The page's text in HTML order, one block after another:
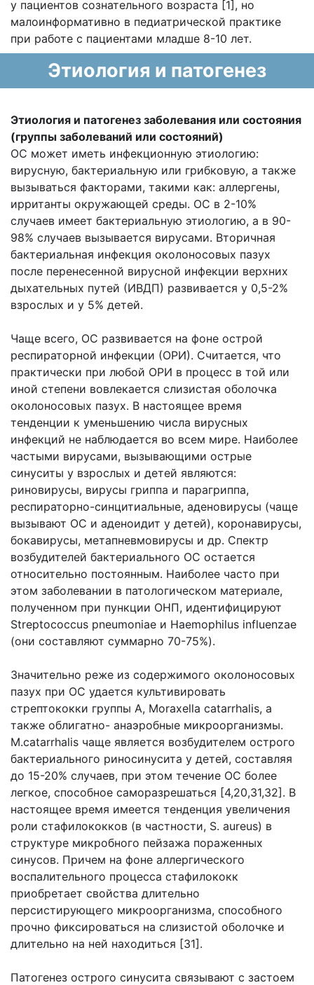
у пациентов сознательного возраста [1], но
малоинформативно в педиатрической практике
при работе с пациентами младше 8-10 лет.
Этиология и патогенез
Этиология и патогенез заболевания или состояния
(группы заболеваний или состояний)
ОС может иметь инфекционную этиологию:
вирусную, бактериальную или грибковую, а также
вызываться факторами, такими как: аллергены,
ирританты окружающей среды. ОС в 2-10%
случаев имеет бактериальную этиологию, а в 90-
98% случаев вызывается вирусами. Вторичная
бактериальная инфекция околоносовых пазух
после перенесенной вирусной инфекции верхних
дыхательных путей (ИВДП) развивается у 0,5-2%
взрослых и у 5% детей.
Чаще всего, ОС развивается на фоне острой
респираторной инфекции (ОРИ). Считается, что
практически при любой ОРИ в процесс в той или
иной степени вовлекается слизистая оболочка
околоносовых пазух. В настоящее время
тенденции к уменьшению числа вирусных
инфекций не наблюдается во всем мире. Наиболее
частыми вирусами, вызывающими острые
синуситы у взрослых и детей являются:
риновирусы, вирусы гриппа и парагриппа,
респираторно-синцитиальные, аденовирусы (чаще
вызывают ОС и аденоидит у детей), коронавирусы,
бокавирусы, метапневмовирусы и др. Спектр
возбудителей бактериального ОС остается
относительно постоянным. Наиболее часто при
этом заболевании в патологическом материале,
полученном при пункции ОНП, идентифицируют
Streptococcus pneumoniae и Haemophilus influenzae
(они составляют суммарно 70-75%).
Значительно реже из содержимого околоносовых
пазух при ОС удается культивировать
стрептококки группы А, Moraxella catarrhalis, а
также облигатно- анаэробные микроорганизмы.
M.catarrhalis чаще является возбудителем острого
бактериального риносинусита у детей, составляя
до 15-20% случаев, при этом течение ОС более
легкое, способное саморазрешаться [4,20,31,32]. В
настоящее время имеется тенденция увеличения
роли стафилококков (в частности, S. aureus) в
структуре микробного пейзажа пораженных
синусов. Причем на фоне аллергического
воспалительного процесса стафилококк
приобретает свойства длительно
персистирующего микроорганизма, способного
прочно фиксироваться на слизистой оболочке и
длительно на ней находиться [31].
Патогенез острого синусита связывают с застоем